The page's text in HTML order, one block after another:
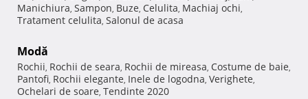
Manichiura, Sampon, Buze, Celulita, Machiaj ochi,
Tratament celulita, Salonul de acasa
Modă
Rochii, Rochii de seara, Rochii de mireasa, Costume de baie,
Pantofi, Rochii elegante, Inele de logodna, Verighete,
Ochelari de soare, Tendinte 2020